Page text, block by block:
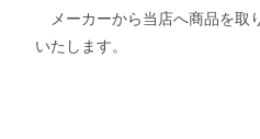
メーカーから当店へ商品を取
いたします。